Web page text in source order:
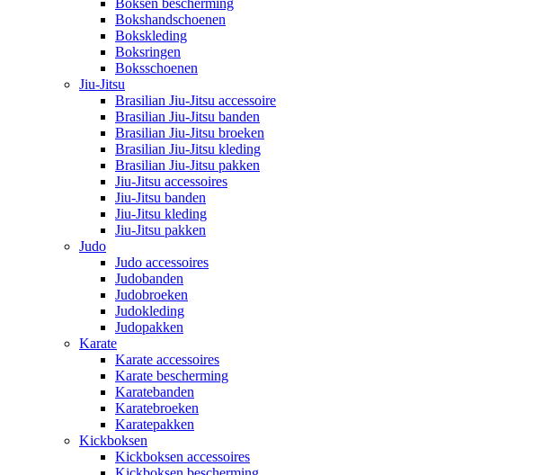
Boksen bescherming
Bokshandschoenen
Bokskleding
Boksringen
Boksschoenen
Jiu-Jitsu
Brasilian Jiu-Jitsu accessoire
Brasilian Jiu-Jitsu banden
Brasilian Jiu-Jitsu broeken
Brasilian Jiu-Jitsu kleding
Brasilian Jiu-Jitsu pakken
Jiu-Jitsu accessoires
Jiu-Jitsu banden
Jiu-Jitsu kleding
Jiu-Jitsu pakken
Judo
Judo accessoires
Judobanden
Judobroeken
Judokleding
Judopakken
Karate
Karate accessoires
Karate bescherming
Karatebanden
Karatebroeken
Karatepakken
Kickboksen
Kickboksen accessoires